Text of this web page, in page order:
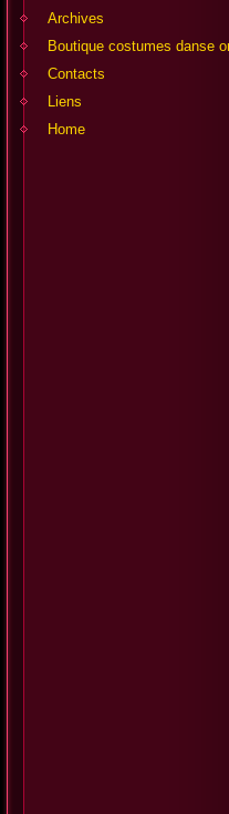
Archives
Boutique costumes danse
Contacts
Liens
Home